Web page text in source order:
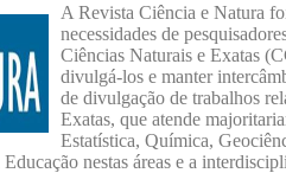
A Revista Ciência e Natura
necessidades de
Ciências Naturais e Exatas
divulgá-los e manter
de divulgação de trabalhos
Exatas, que atende
Estatística, Química,
nestas áreas e a